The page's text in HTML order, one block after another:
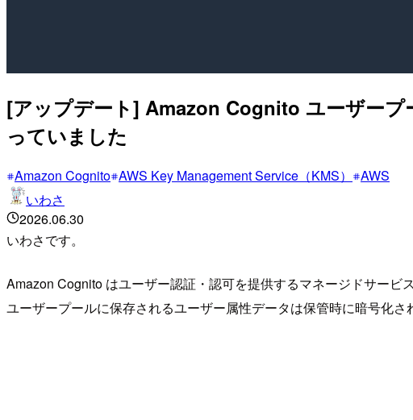
[アップデート] Amazon Cognito ユーザープ
っていました
Amazon Cognito AWS Key Management Service（KMS）
AWS
いわさ
2026.06.30
いわさです。
Amazon Cognito はユーザー認証・認可を提供するマネージドサービス
ユーザープールに保存されるユーザー属性データは保管時に暗号化さ